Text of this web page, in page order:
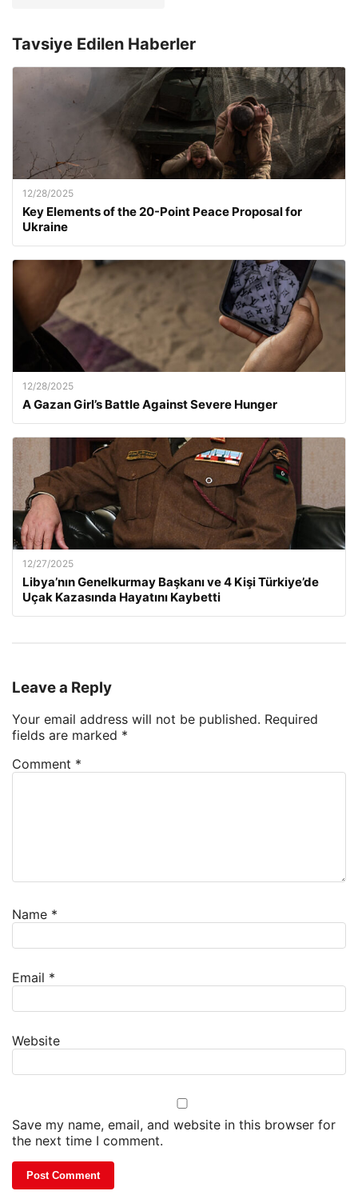
Tavsiye Edilen Haberler
12/28/2025
Key Elements of the 20-Point Peace Proposal for
Ukraine
12/28/2025
A Gazan Girl’s Battle Against Severe Hunger
12/27/2025
Libya’nın Genelkurmay Başkanı ve 4 Kişi Türkiye’de
Uçak Kazasında Hayatını Kaybetti
Leave a Reply
Your email address will not be published. Required
fields are marked *
Comment *
Name *
Email *
Website
Save my name, email, and website in this browser for
the next time I comment.